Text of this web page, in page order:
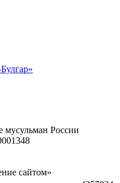
мусульман России
сайтом»